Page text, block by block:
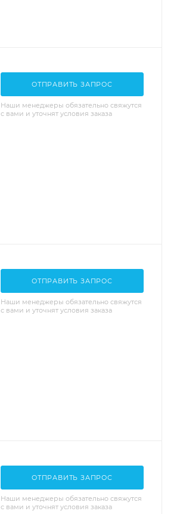
ОТПРАВИТЬ ЗАПРОС
Наши менеджеры обязательно свяжутся
с вами и уточнят условия заказа
ОТПРАВИТЬ ЗАПРОС
Наши менеджеры обязательно свяжутся
с вами и уточнят условия заказа
ОТПРАВИТЬ ЗАПРОС
Наши менеджеры обязательно свяжутся
с вами и уточнят условия заказа